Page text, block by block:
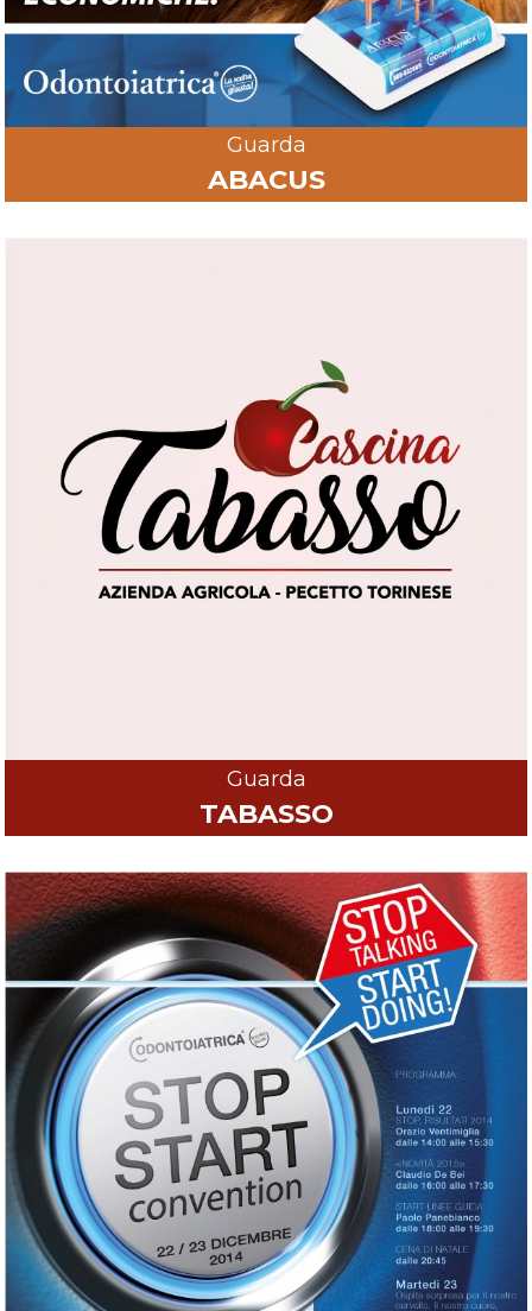
Guarda
ABACUS
Guarda
TABASSO